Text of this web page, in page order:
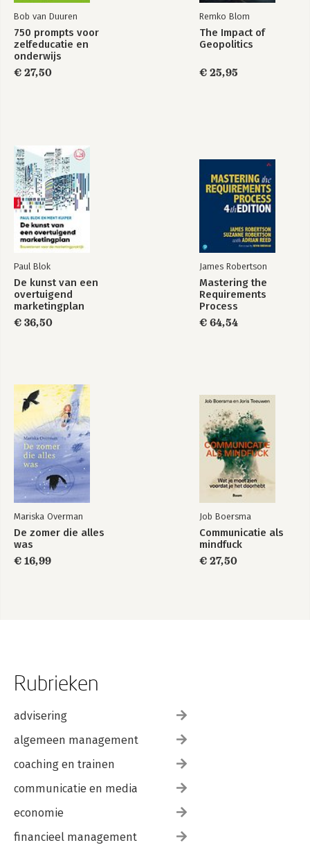
Me, myself & AI
Me, myself & AI -
English edition
Bekijk alle boeken
Bob van Duuren
750 prompts voor
zelfeducatie en
onderwijs
€ 27,50
Remko Blom
The Impact of
Geopolitics
€ 25,95
Paul Blok
De kunst van een
overtuigend
marketingplan
€ 36,50
James Robertson
Mastering the
Requirements
Process
€ 64,54
Mariska Overman
De zomer die alles
was
€ 16,99
Job Boersma
Communicatie als
mindfuck
€ 27,50
Rubrieken
advisering
algemeen management
coaching en trainen
communicatie en media
economie
financieel management